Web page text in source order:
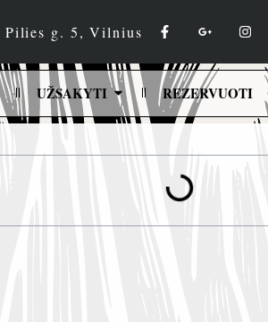
Pilies g. 5, Vilnius
UŽSAKYTI REZERVUOTI